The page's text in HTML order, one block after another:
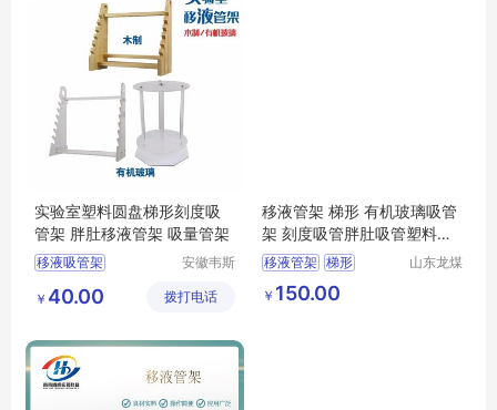
实验室塑料圆盘梯形刻度吸
管架 胖肚移液管架 吸量管架
移液吸管架
亚克力吸管架
试管架
安徽韦斯
有限公司
￥ 40.00 拨打电话
移液管架 梯形 有机玻璃吸管
架 刻度吸管胖肚吸管塑料架
子
移液管架 梯形
塑料架子
山东龙煤
￥ 150.00